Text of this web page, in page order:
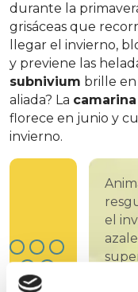
durante la
grisáceas que
llegar el invierno,
y previene las
subnivium brille en
aliada? La
florece en junio y
invierno.
el